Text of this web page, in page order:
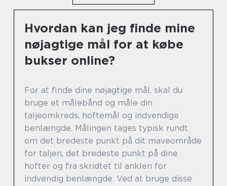
Hvordan kan jeg finde mine
nøjagtige mål for at købe
bukser online?
For at finde dine nøjagtige mål, skal du
bruge et målebånd og måle din
taljeomkreds, hoftemål og indvendige
benlængde. Målingen tages typisk rundt
om det bredeste punkt på dit maveområde
for taljen, det bredeste punkt på dine
hofter og fra skridtet til anklen for
indvendig benlængde. Ved at bruge disse